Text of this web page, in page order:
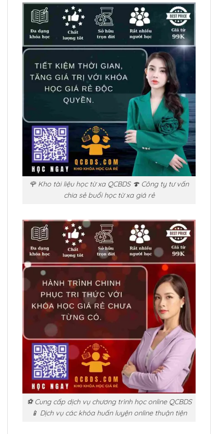
🌹 Kho tài liệu học từ xa QCBDS 🍄 Công ty tư vấn
chia sẻ buổi học từ xa giá rẻ
⚽ Cung cấp dịch vụ chương trình học online QCBDS
📱 Dịch vụ các khóa huấn luyện online thuận tiện